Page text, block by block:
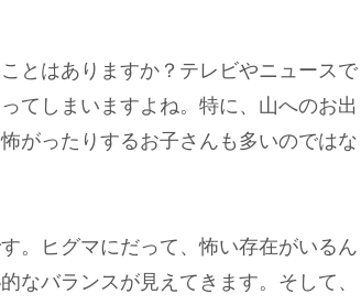
とはありますか？テレビやニュースで
てしまいますよね。特に、山へのお出
がったりするお子さんも多いのではな
。ヒグマにだって、怖い存在がいるん
なバランスが見えてきます。そして、